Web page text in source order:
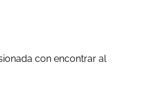
con encontrar al